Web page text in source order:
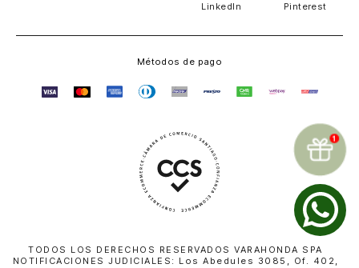
LinkedIn Pinterest
Métodos de pago
TODOS LOS DERECHOS RESERVADOS VARAHONDA SPA
NOTIFICACIONES JUDICIALES: Los Abedules 3085, Of. 402,